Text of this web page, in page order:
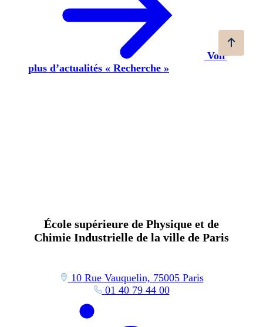
Voir
plus d’actualités « Recherche »
École supérieure de Physique et de
Chimie Industrielle de la ville de Paris
10 Rue Vauquelin, 75005 Paris
01 40 79 44 00